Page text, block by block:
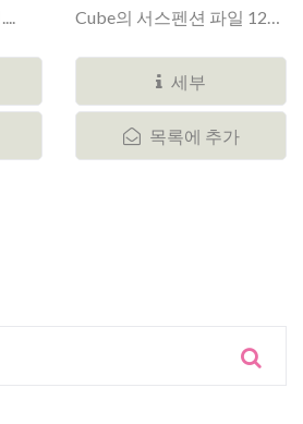
Cube의 서스펜션 파일 12개
세부
목록에 추가